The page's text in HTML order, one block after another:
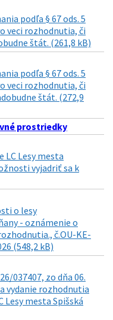
podľa § 67 ods. 5
veci rozhodnutia, či
štát. (261,8 kB)
podľa § 67 ods. 5
veci rozhodnutia, či
štát. (272,9
prostriedky
LC Lesy mesta
vyjadriť sa k
o lesy
- oznámenie o
č.OU-KE-
(548,2 kB)
037407, zo dňa 06.
vydanie rozhodnutia
Lesy mesta Spišská